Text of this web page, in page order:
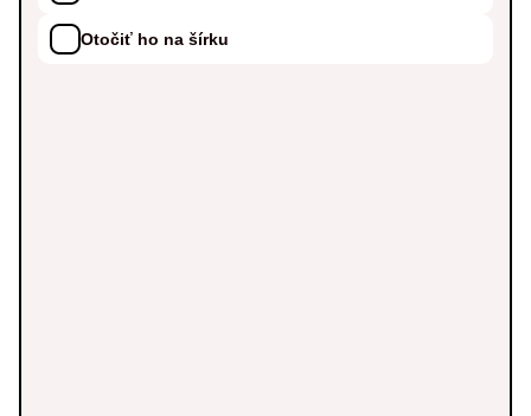
Otočiť ho na šírku